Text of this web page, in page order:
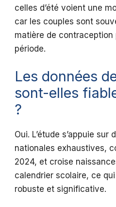
celles d’été voient une
car les couples sont
matière de
période.
Les données
sont-elles
?
Oui. L’étude s’appuie sur
nationales exhaustives,
2024, et croise
calendrier scolaire, ce
robuste et significative.